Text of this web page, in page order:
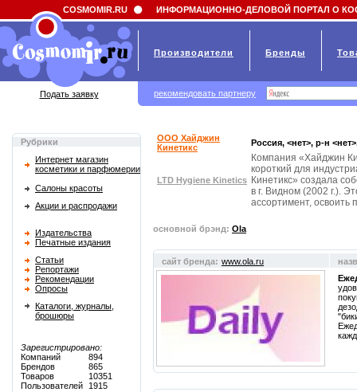
Field 'news_title' doesn't have a default value
Рубрики
Интернет магазин
косметики и парфюмерии
Салоны красоты
Акции и распродажи
Издательства
Печатные издания
Статьи
Репортажи
Рекомендации
Опросы
Каталоги, журналы,
брошюры
Зарегистрировано:
Компаний
894
Брендов
865
Товаров
10351
Пользователей
1915
ООО Хайджин
Кинетикс
Россия, <нет>, р-н
LTD Hygiene Kinetics
Компания «Хайджин
короткий для
Кинетикс» создала
в г. Видном (2002 г.).
ассортимент, освоить
основной брэнд: Ola
сайт бренда: www.ola.ru
COSMOMIR.RU ИНФОРМАЦИОННО-ДЕЛОВОЙ ПОРТАЛ О
Производители Бренды
Подать заявку рекомендовать партнеру